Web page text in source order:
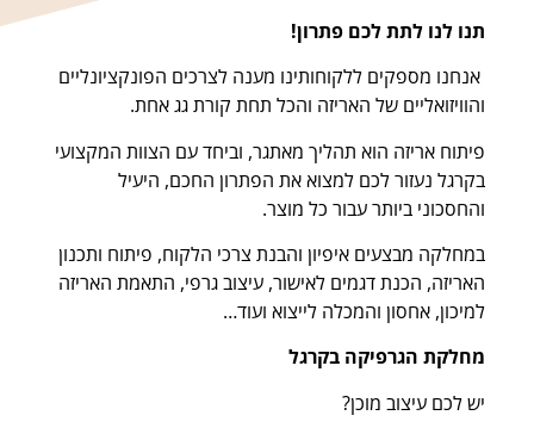
תנו לנו לתת לכם פתרון!
אנחנו מספקים ללקוחותינו מענה לצרכים הפונקציונליים
והוויזואליים של האריזה והכל תחת קורת גג אחת.
פיתוח אריזה הוא תהליך מאתגר, וביחד עם הצוות המקצועי
בקרגל נעזור לכם למצוא את הפתרון החכם, היעיל
והחסכוני ביותר עבור כל מוצר.
במחלקה מבצעים איפיון והבנת צרכי הלקוח, פיתוח ותכנון
האריזה, הכנת דגמים לאישור, עיצוב גרפי, התאמת האריזה
למיכון, אחסון והמכלה לייצוא ועוד…
מחלקת הגרפיקה בקרגל
יש לכם עיצוב מוכן?